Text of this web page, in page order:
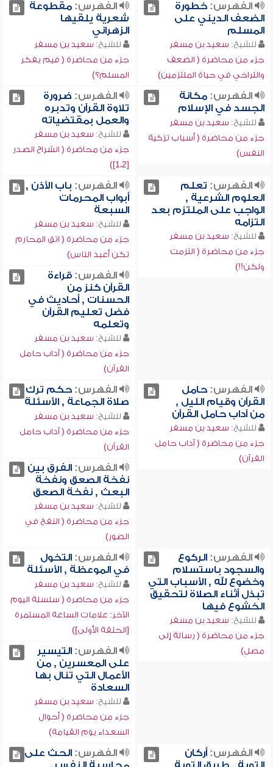
الفهرس:خطورة
الضعف الديني على
المسلم
للشيخ: سعيد بن مسفر
جزء من محاضرة ( الضعف
والتراخي في حياة الملتزمين)
الفهرس:مقطوعة
شعرية يلقيها
الزهراني
للشيخ: سعيد بن مسفر
جزء من محاضرة ( فيم يفكر
المسلم؟)
الفهرس:مكانة
الجسد في الإسلام
للشيخ: سعيد بن مسفر
جزء من محاضرة ( أسباب تزكية
النفس)
الفهرس: ضرورة
تلاوة القرآن وتدبره
والعمل بمقتضياته
للشيخ: سعيد بن مسفر
جزء من محاضرة ( انشراح الصدر
[1،2])
الفهرس: تعلم
العلوم الشرعية ,
الواجب على الملتزم بعد
التزامه
للشيخ: سعيد بن مسفر
جزء من محاضرة ( التزمت
ولكن!!)
الفهرس: باب الأذن ,
أبواب المحرمات
السبعة
للشيخ: سعيد بن مسفر
جزء من محاضرة ( اتق المحارم
تكن أعبد الناس)
الفهرس:قراءة
القرآن كنز من
الحسنات , أحاديث في
فضل تعليم القرآن
وتعلمه
للشيخ: سعيد بن مسفر
جزء من محاضرة ( آداب حامل
القرآن)
الفهرس:حامل
القرآن وقيام الليل ,
من آداب حامل القرآن
للشيخ: سعيد بن مسفر
جزء من محاضرة ( آداب حامل
القرآن)
الفهرس:حكم ترك
صلاة الجماعة , الأسئلة
للشيخ: سعيد بن مسفر
جزء من محاضرة ( آداب حامل
القرآن)
الفهرس:الفرق بين
نفخة الصعق ونفخة
البعث , نفخة الصعق
للشيخ: سعيد بن مسفر
جزء من محاضرة ( النفخ في
الصور)
الفهرس:الركوع
والسجود باستسلام
وخضوع لله , الأسباب التي
تبذل أثناء الصلاة لتحقيق
الخشوع فيها
للشيخ: سعيد بن مسفر
جزء من محاضرة ( رسالة إلى
مصلٍ)
الفهرس:التخول
في الموعظة , الأسئلة
للشيخ: سعيد بن مسفر
جزء من محاضرة ( سلسلة اليوم
الآخر: علامات الساعة المستمرة
[الحلقة الأولى])
الفهرس:التيسير
على المعسرين , من
الأعمال التي تنال بها
السعادة
للشيخ: سعيد بن مسفر
جزء من محاضرة ( أحوال
السعداء يوم القيامة)
الفهرس:أركان
الفهرس:الحث على